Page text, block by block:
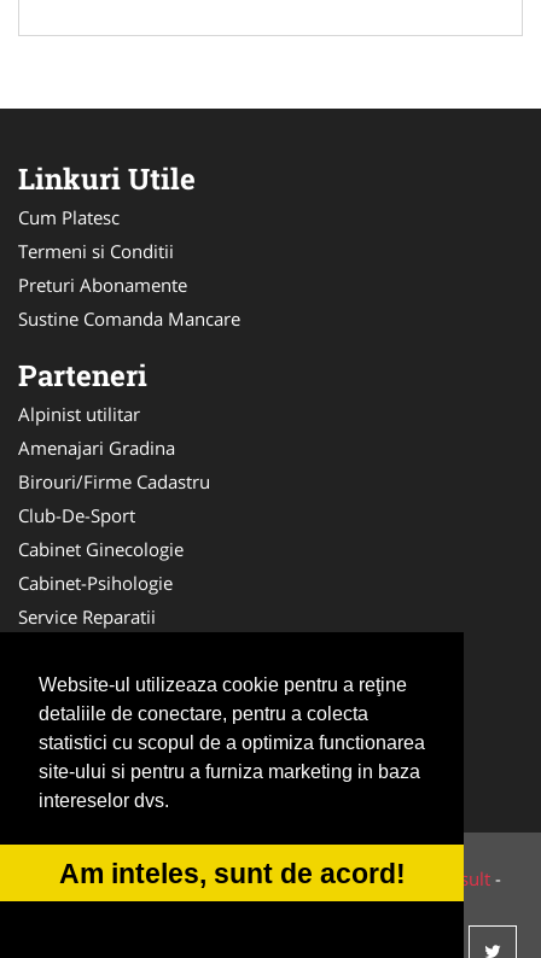
Website-ul utilizeaza cookie pentru a reţine
detaliile de conectare, pentru a colecta
statistici cu scopul de a optimiza functionarea
site-ului si pentru a furniza marketing in baza
intereselor dvs.
Am inteles, sunt de acord!
Linkuri Utile
Cum Platesc
Termeni si Conditii
Preturi Abonamente
Sustine Comanda Mancare
Parteneri
Alpinist utilitar
Amenajari Gradina
Birouri/Firme Cadastru
Club-De-Sport
Cabinet Ginecologie
Cabinet-Psihologie
Service Reparatii
Nuntas
Medici Familie
Acupunctura
Antichitati Galerie
© 2014-2026 Powered byVilonMedia&Tokaido Consult -